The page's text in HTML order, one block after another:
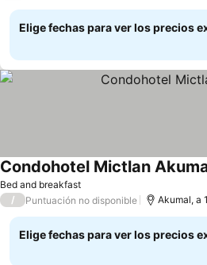
Elige fechas para ver los precios
Bed and breakfast
Condohotel Mictlan
/ Puntuación no disponible Akumal, a
Elige fechas para ver los precios